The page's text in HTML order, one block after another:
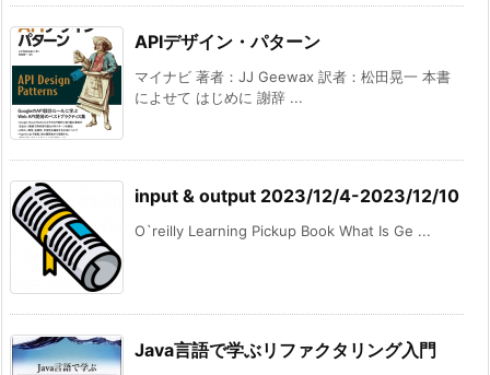
APIデザイン・パターン
マイナビ 著者：JJ Geewax 訳者：松田晃一 本書
によせて はじめに 謝辞 ...
input & output 2023/12/4-2023/12/10
O`reilly Learning Pickup Book What Is Ge ...
Java言語で学ぶリファクタリング入門